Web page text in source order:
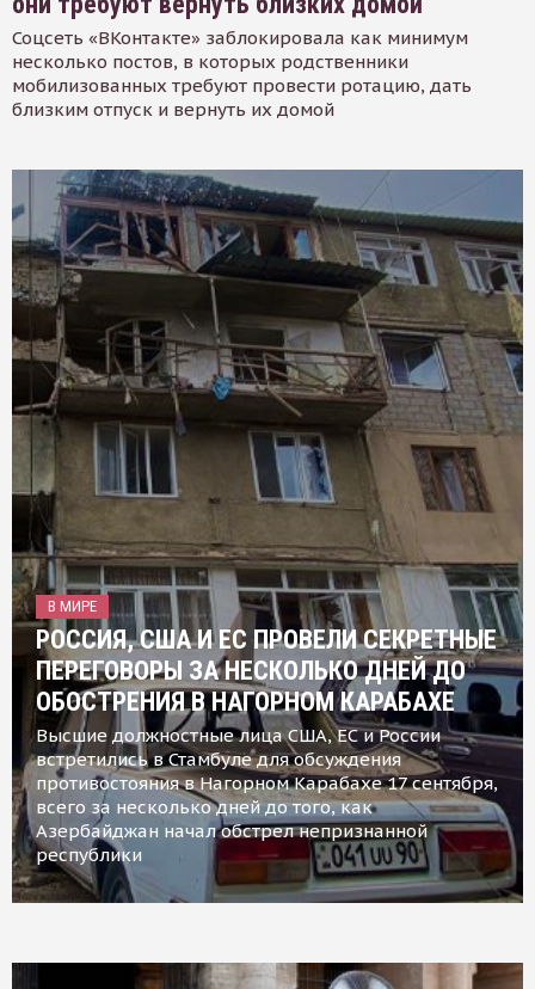
Соцсеть «ВКонтакте» заблокировала как минимум
несколько постов, в которых родственники
мобилизованных требуют провести ротацию, дать
близким отпуск и вернуть их домой
В МИРЕ
РОССИЯ, США И ЕС ПРОВЕЛИ СЕКРЕТНЫЕ
ПЕРЕГОВОРЫ ЗА НЕСКОЛЬКО ДНЕЙ ДО
ОБОСТРЕНИЯ В НАГОРНОМ КАРАБАХЕ
Высшие должностные лица США, ЕС и России
встретились в Стамбуле для обсуждения
противостояния в Нагорном Карабахе 17 сентября,
всего за несколько дней до того, как
Азербайджан начал обстрел непризнанной
республики